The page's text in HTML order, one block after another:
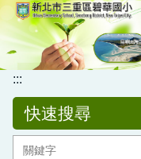
跳
到
主
要
區
:::
快速搜尋